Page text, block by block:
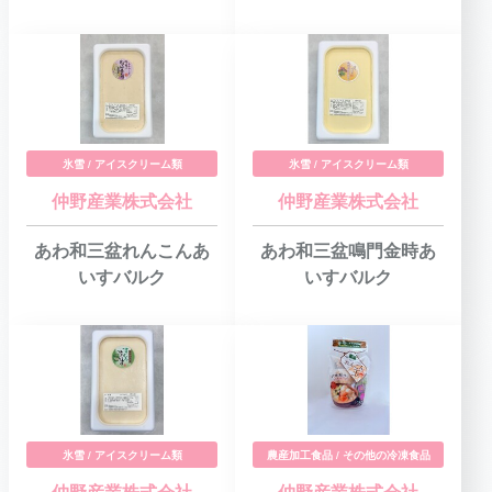
氷雪 / アイスクリーム類
仲野産業株式会社
あわ和三盆れんこんあ
いすバルク
氷雪 / アイスクリーム類
仲野産業株式会社
あわ和三盆鳴門金時あ
いすバルク
氷雪 / アイスクリーム類 農産加工食品 / その他の冷凍食品